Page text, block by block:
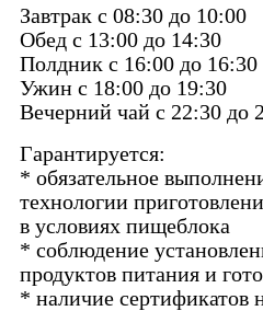
Завтрак с 08:30 до 10:00
Обед с 13:00 до 14:30
Полдник с 16:00 до 16:30
Ужин с 18:00 до 19:30
Вечерний чай с 22:30 до
Гарантируется:
* обязательное
технологии
в условиях пищеблока
* соблюдение
продуктов питания и
* наличие сертификатов